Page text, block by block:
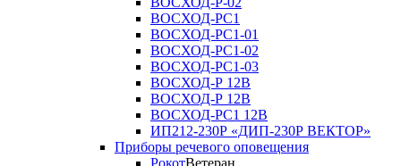
ВОСХОД-РС1
ВОСХОД-РС1-01
ВОСХОД-РС1-02
ВОСХОД-РС1-03
ВОСХОД-Р 12В
ВОСХОД-Р 12В
ВОСХОД-РС1 12В
ИП212-230Р «ДИП-230Р ВЕКТОР»
Приборы речевого оповещения
РокотВетеран